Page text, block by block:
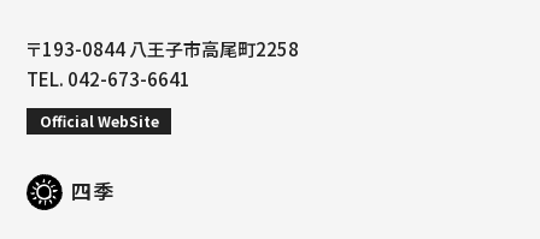
〒193-0844 八王子市高尾町2258
TEL. 042-673-6641
Official WebSite
四季